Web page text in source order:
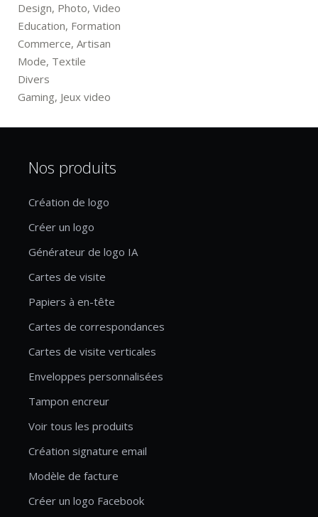
Design, Photo, Video
Education, Formation
Commerce, Artisan
Mode, Textile
Divers
Gaming, Jeux video
Nos produits
Création de logo
Créer un logo
Générateur de logo IA
Cartes de visite
Papiers à en-tête
Cartes de correspondances
Cartes de visite verticales
Enveloppes personnalisées
Tampon encreur
Voir tous les produits
Création signature email
Modèle de facture
Créer un logo Facebook